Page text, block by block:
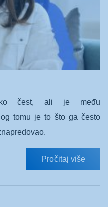
čest, ali je među
tomu je to što ga često
Pročitaj više